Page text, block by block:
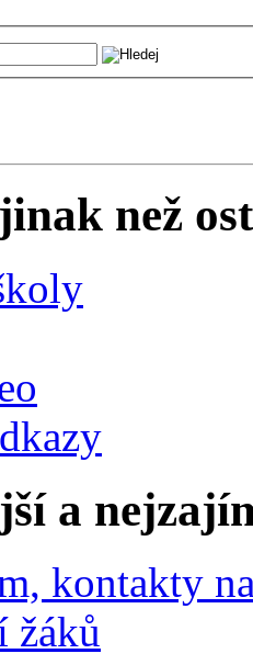
než
a
kontakty
žáků